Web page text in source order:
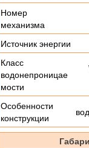
Номер
механизма
Источник энергии
Класс
водонепроницае
мости
Особенности
конструкции